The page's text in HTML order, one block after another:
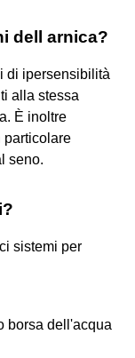
dell arnica?
di ipersensibilità
alla stessa
È inoltre
particolare
seno.
sistemi per
borsa dell'acqua